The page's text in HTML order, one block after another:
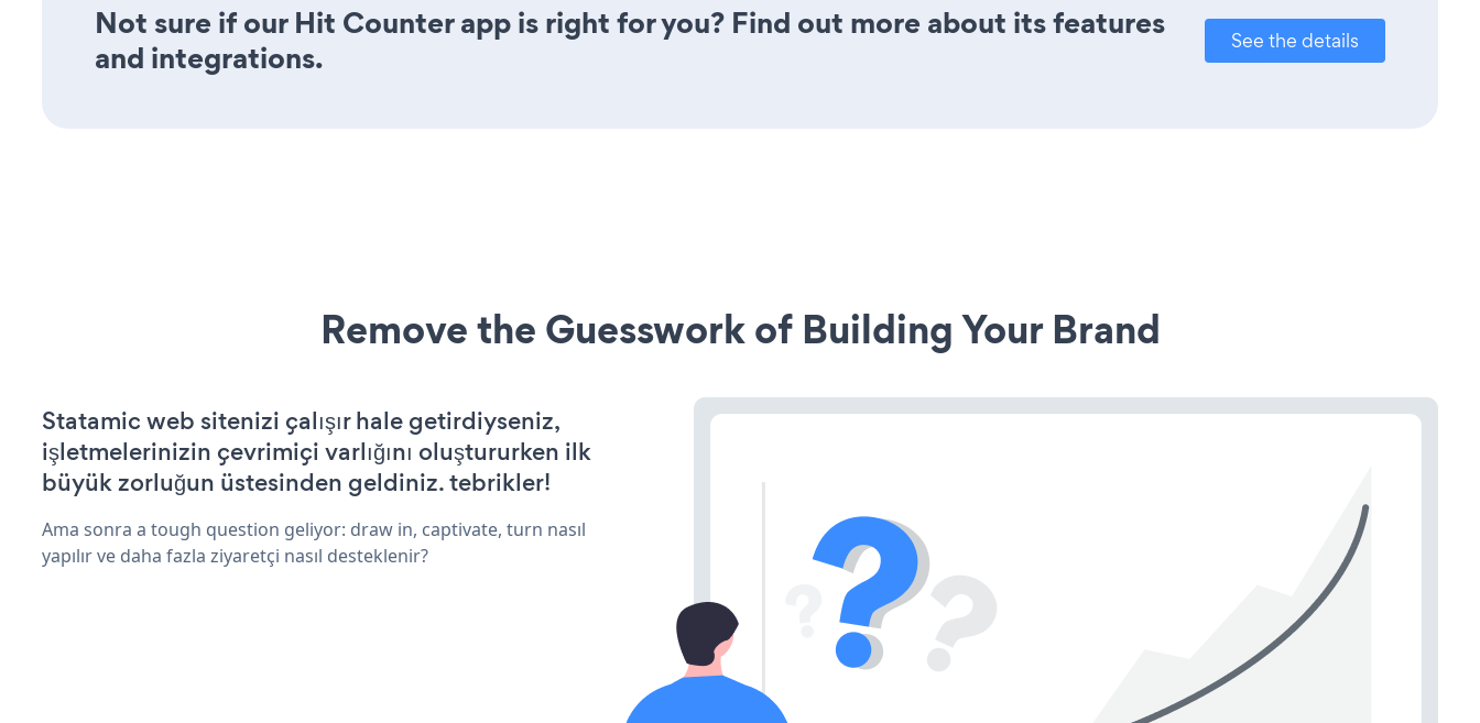
Not sure if our Hit Counter app is right for you? Find out more about its features
and integrations.
See the details
Remove the Guesswork of Building Your Brand
Statamic web sitenizi çalışır hale getirdiyseniz,
işletmelerinizin çevrimiçi varlığını oluştururken ilk
büyük zorluğun üstesinden geldiniz. tebrikler!
Ama sonra a tough question geliyor: draw in, captivate, turn nasıl
yapılır ve daha fazla ziyaretçi nasıl desteklenir?